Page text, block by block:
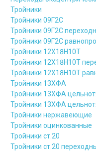
Тройники
Тройники 09Г2С
Тройники 09Г2С
Тройники 09Г2С
Тройники 12Х18Н10Т
Тройники 12Х18Н10Т
Тройники 12Х18Н10Т
Тройники 13ХФА
Тройники 13ХФА
Тройники 13ХФА
Тройники нержавеющие
Тройники оцинкованные
Тройники ст.20
Тройники ст.20